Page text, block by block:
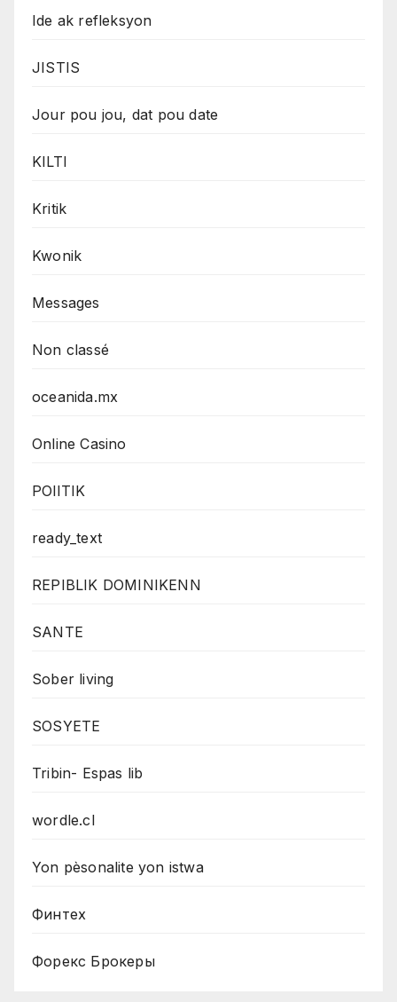
Ide ak refleksyon
JISTIS
Jour pou jou, dat pou date
KILTI
Kritik
Kwonik
Messages
Non classé
oceanida.mx
Online Casino
POlITIK
ready_text
REPIBLIK DOMINIKENN
SANTE
Sober living
SOSYETE
Tribin- Espas lib
wordle.cl
Yon pèsonalite yon istwa
Финтех
Форекс Брокеры